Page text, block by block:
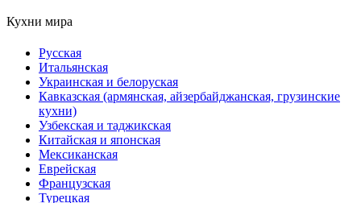
Кухни мира
Русская
Итальянская
Украинская и белоруская
Кавказская (армянская, айзербайджанская, грузинские
кухни)
Узбекская и таджикская
Китайская и японская
Мексиканская
Еврейская
Французская
Турецкая